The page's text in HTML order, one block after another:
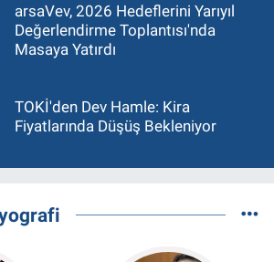
arsaVev, 2026 Hedeflerini Yarıyıl
Değerlendirme Toplantısı'nda
Masaya Yatırdı
TOKİ'den Dev Hamle: Kira
Fiyatlarında Düşüş Bekleniyor